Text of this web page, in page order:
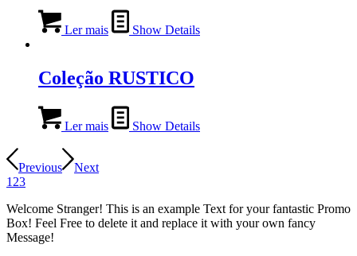
Ler mais Show Details
Coleção RUSTICO
Ler mais Show Details
Previous
Next
1 23
Welcome Stranger! This is an example Text for your fantastic Promo
Box! Feel Free to delete it and replace it with your own fancy
Message!